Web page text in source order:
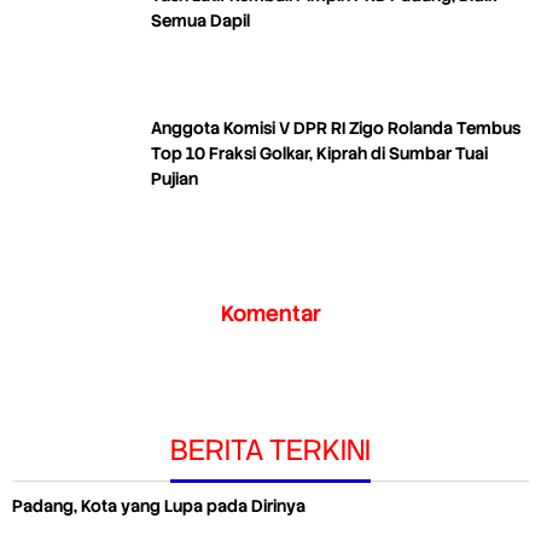
Semua Dapil
Anggota Komisi V DPR RI Zigo Rolanda Tembus
Top 10 Fraksi Golkar, Kiprah di Sumbar Tuai
Pujian
Komentar
BERITA TERKINI
Padang, Kota yang Lupa pada Dirinya